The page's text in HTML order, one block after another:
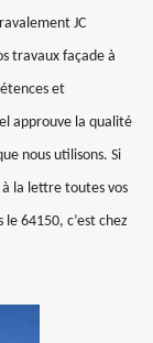
JC
travaux façade à
et
approuve la qualité
nous utilisons. Si
à la lettre toutes vos
64150, c’est chez